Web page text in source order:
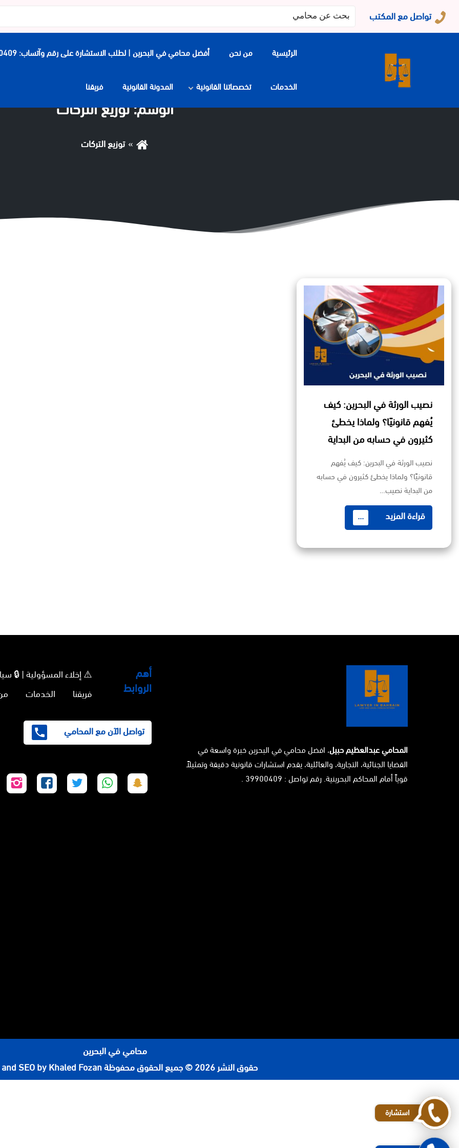
تواصل مع المكتب
البحث
عن:
الرئيسية من نحن أفضل محامي في البحرين | لطلب الاستشارة على رقم وآتساب: 0097339900409
الخدمات تخصصاتنا القانونية المدونة القانونية فريقنا
الوسم:توزيع التركات
توزيع التركات
نصيب الورثة في البحرين: كيف
يُفهم قانونيًا؟ ولماذا يخطئ
كثيرون في حسابه من البداية
نصيب الورثة في البحرين: كيف يُفهم
قانونيًا؟ ولماذا يخطئ كثيرون في حسابه
من البداية نصيب…
قراءة المزيد ...
المحامي عبدالعظيم حبيل، افضل محامي في البحرين خبرة واسعة في
القضايا الجنائية، التجارية، والعائلية، يقدم استشارات قانونية دقيقة وتمثيلاً
قوياً أمام المحاكم البحرينية. رقم تواصل : 39900409 .
أهم
الروابط
⚠️ إخلاء المسؤولية | 🔒
فريقنا
الخدمات
تواصل الآن مع المحامي
على
على
على
على
على
محامي في البحرين
حقوق النشر 2026 © جميع الحقوق محفوظة
SEO by Khaled Fozan
استشارة
افضل مكاتب المحاماة في الرياض
محامي شركات في الرياض
المحامي محمد الزعابي